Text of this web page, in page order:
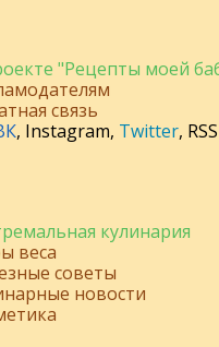
"Рецепты моей
связь
, Instagram, Twitter, RSS
кулинария
веса
советы
новости